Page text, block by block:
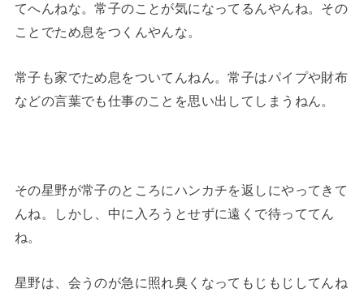
てへんねな。常子のことが気になってるんやんね。その
ことでため息をつくんやんな。
常子も家でため息をついてんねん。常子はパイプや財布
などの言葉でも仕事のことを思い出してしまうねん。
その星野が常子のところにハンカチを返しにやってきて
んね。しかし、中に入ろうとせずに遠くで待っててん
ね。
星野は、会うのが急に照れ臭くなってもじもじしてんね